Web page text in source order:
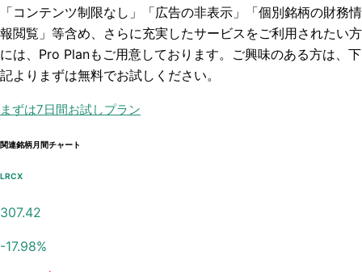
「コンテンツ制限なし」「広告の非表示」「個別銘柄の財務情
報閲覧」 等含め、さらに充実したサービスをご利用されたい方
には、Pro Planもご用意しております。ご興味のある方は、下
記よりまずは無料でお試しください。
まずは7日間お試しプラン
関連銘柄月間チャート
LRCX
307.42
-17.98%